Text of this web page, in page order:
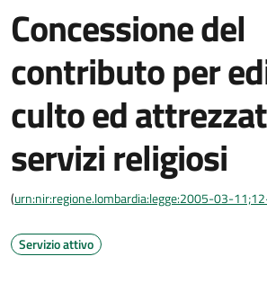
Concessione del
contributo per
culto ed
servizi religiosi
(urn:nir:regione.lombardia:legge:2005-03-
Servizio attivo